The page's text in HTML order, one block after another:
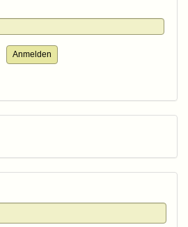
Anmelden